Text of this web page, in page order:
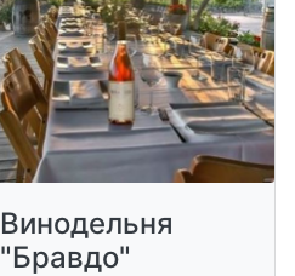
Винодельня
"Бравдо"